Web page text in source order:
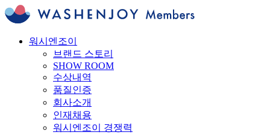
워시엔조이
브랜드 스토리
SHOW ROOM
수상내역
품질인증
회사소개
인재채용
워시엔조이 경쟁력